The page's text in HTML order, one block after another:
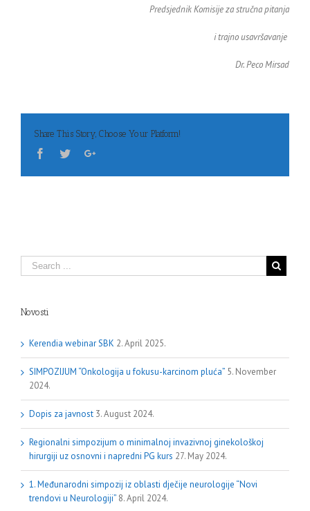
Predsjednik Komisije za stručna pitanja
i trajno usavršavanje
Dr. Peco Mirsad
Share This Story, Choose Your Platform!
Novosti
Kerendia webinar SBK 2. April 2025.
SIMPOZIJUM “Onkologija u fokusu-karcinom pluća” 5. November
2024.
Dopis za javnost 3. August 2024.
Regionalni simpozijum o minimalnoj invazivnoj ginekološkoj
hirurgiji uz osnovni i napredni PG kurs 27. May 2024.
1. Međunarodni simpozij iz oblasti dječije neurologije “Novi
trendovi u Neurologiji” 8. April 2024.